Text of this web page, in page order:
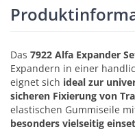
Das 7922 Alfa Expander
Expandern in einer
eignet sich ideal zur
sicheren Fixierung von
elastischen Gummiseile
besonders vielseitig